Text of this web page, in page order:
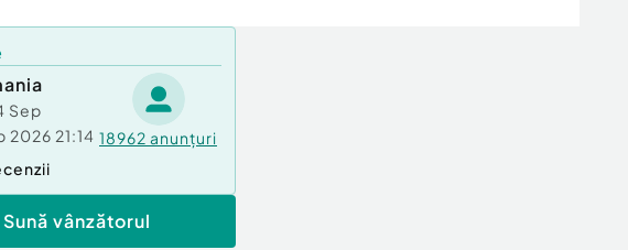
Sep
2026 21:14 18962 anunțuri
Sună vânzătorul